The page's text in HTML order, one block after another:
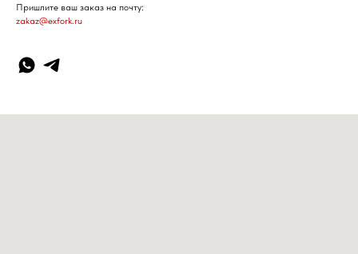
Пришлите ваш заказ на почту:
zakaz@exfork.ru